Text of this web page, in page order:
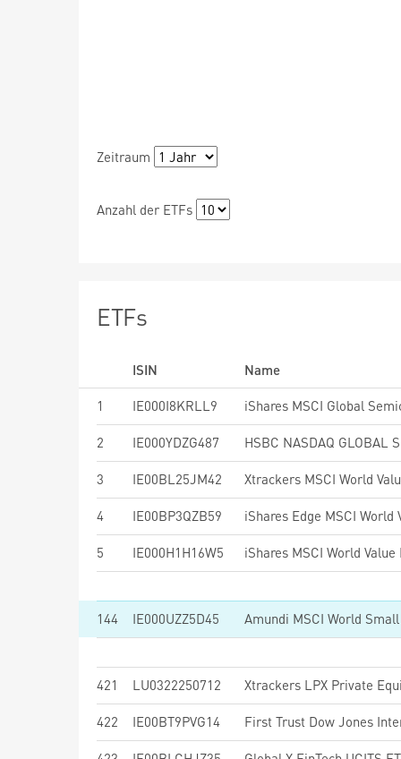
Zeitraum
Anzahl der ETFs
ETFs
ISIN
Name
1
IE000I8KRLL9
2 IE000YDZG487
3 IE00BL25JM42 Xtrackers MSCI World
4 IE00BP3QZB59
5 IE000H1H16W5
144 IE000UZZ5D45
421 LU0322250712 Xtrackers LPX Private
422 IE00BT9PVG14